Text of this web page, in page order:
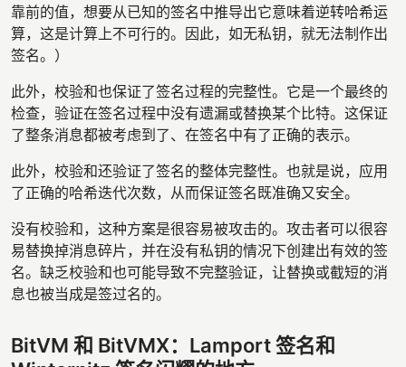
靠前的值，想要从已知的签名中推导出它意味着逆转哈希运
算，这是计算上不可行的。因此，如无私钥，就无法制作出
签名。）
此外，校验和也保证了签名过程的完整性。它是一个最终的
检查，验证在签名过程中没有遗漏或替换某个比特。这保证
了整条消息都被考虑到了、在签名中有了正确的表示。
此外，校验和还验证了签名的整体完整性。也就是说，应用
了正确的哈希迭代次数，从而保证签名既准确又安全。
没有校验和，这种方案是很容易被攻击的。攻击者可以很容
易替换掉消息碎片，并在没有私钥的情况下创建出有效的签
名。缺乏校验和也可能导致不完整验证，让替换或截短的消
息也被当成是签过名的。
BitVM 和 BitVMX：Lamport 签名和